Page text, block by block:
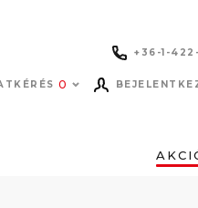
+36-1-
0